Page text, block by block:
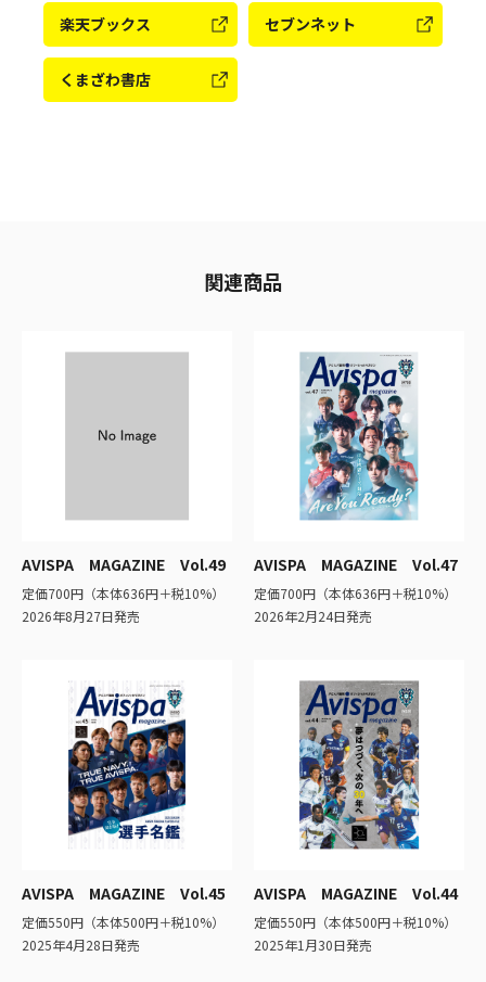
楽天ブックス セブンネット
くまざわ書店
関連商品
AVISPA MAGAZINE Vol.49
定価700円（本体636円＋税10%）
2026年8月27日発売
AVISPA MAGAZINE Vol.47
定価700円（本体636円＋税10%）
2026年2月24日発売
AVISPA MAGAZINE Vol.45
定価550円（本体500円＋税10%）
2025年4月28日発売
AVISPA MAGAZINE Vol.44
定価550円（本体500円＋税10%）
2025年1月30日発売